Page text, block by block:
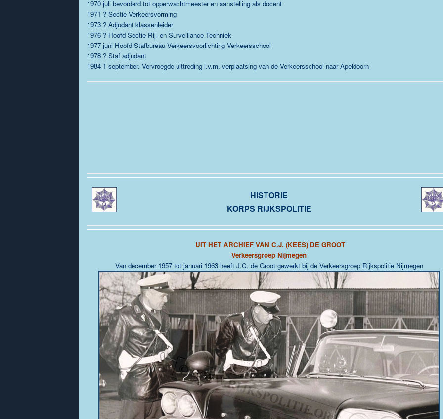
1970 juli bevorderd tot opperwachtmeester en aanstelling als docent
1971 ? Sectie Verkeersvorming
1973 ? Adjudant klassenleider
1976 ? Hoofd Sectie Rij- en Surveillance Techniek
1977 juni Hoofd Stafbureau Verkeersvoorlichting Verkeersschool
1978 ? Staf adjudant
1984 1 september. Vervroegde uittreding i.v.m. verplaatsing van de Verkeersschool naar Apeldoorn
HISTORIE
KORPS RIJKSPOLITIE
UIT HET ARCHIEF VAN C.J. (KEES) DE GROOT
Verkeersgroep Nijmegen
Van december 1957 tot januari 1963 heeft J.C. de Groot gewerkt bij de Verkeersgroep Rijkspolitie Nijmegen